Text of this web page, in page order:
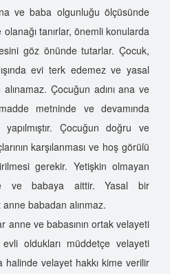
ve baba olgunluğu ölçüsünde
tanırlar, önemli konularda
göz önünde tutarlar. Çocuk,
evi terk edemez ve yasal
Çocuğun adını ana ve
metninde ve devamında
Çocuğun doğru ve
karşılanması ve hoş görülü
gerekir. Yetişkin olmayan
ve babaya aittir. Yasal bir
babadan alınmaz.
anne ve babasının ortak velayeti
oldukları müddetçe velayeti
halinde velayet hakkı kime verilir